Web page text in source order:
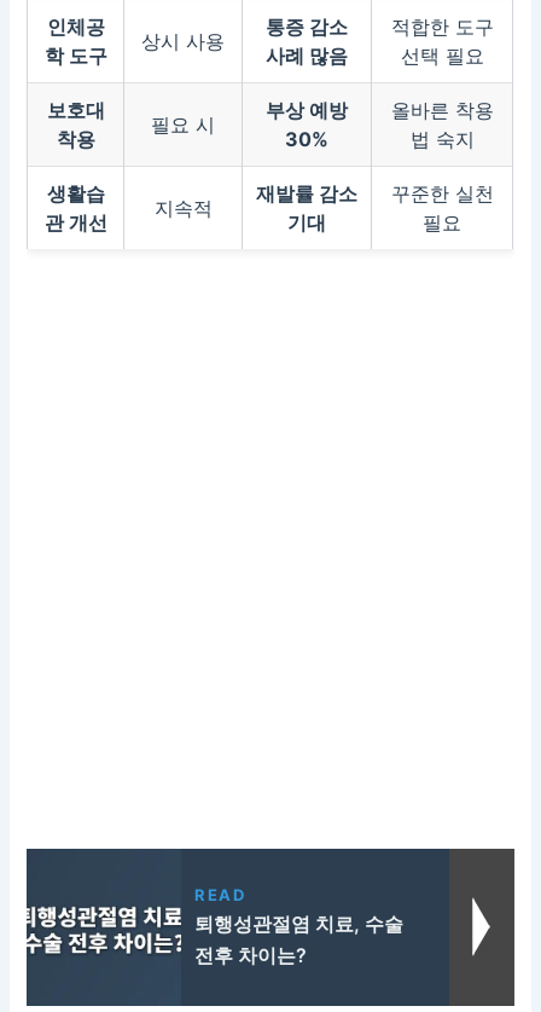
인체공
학 도구
상시 사용
통증 감소
사례 많음
적합한 도구
선택 필요
보호대
착용
필요 시
부상 예방
30%
올바른 착용
법 숙지
생활습
관 개선
지속적
재발률 감소
기대
꾸준한 실천
필요
READ
퇴행성관절염 치료, 수술
전후 차이는?